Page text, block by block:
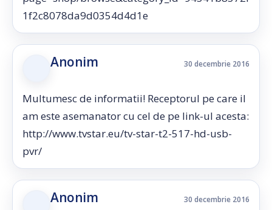
1f2c8078da9d0354d4d1e
Anonim 30 decembrie 2016
Multumesc de informatii! Receptorul pe care il
am este asemanator cu cel de pe link-ul acesta:
http://www.tvstar.eu/tv-star-t2-517-hd-usb-
pvr/
Anonim 30 decembrie 2016